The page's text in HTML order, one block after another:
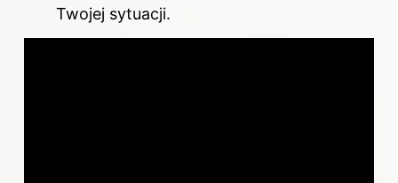
Twojej sytuacji.